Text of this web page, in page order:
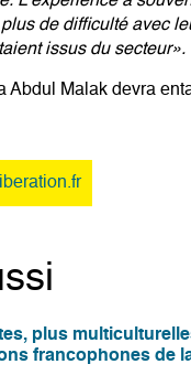
de difficulté avec
issus du secteur».
Abdul Malak devra
liberation.fr
plus
francophones de